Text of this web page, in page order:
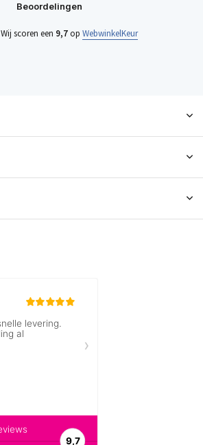
Beoordelingen
Wij scoren een 9,7op WebwinkelKeur